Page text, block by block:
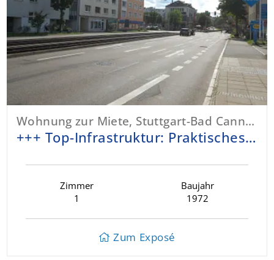
Wohnung zur Miete, Stuttgart-Bad Cannstatt
+++ Top-Infrastruktur: Praktisches Apartment in zentraler Lage - S-Blk. - inkl. Küchenzeile +++
Zimmer
1
Baujahr
1972
Zum Exposé